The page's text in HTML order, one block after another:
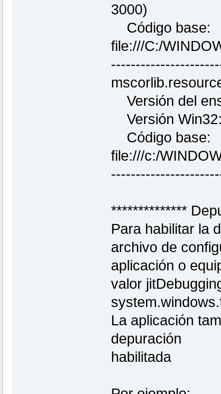
3000)
Código base:
file:///C:/
Versión del
Versión
Código base:
file:///c:/
**************
Para habilitar la
archivo de
aplicación o
valor
La aplicación
depuración
habilitada